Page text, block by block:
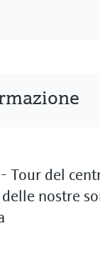
Tour del
nostre